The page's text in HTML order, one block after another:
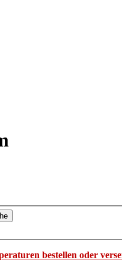
bestellen oder